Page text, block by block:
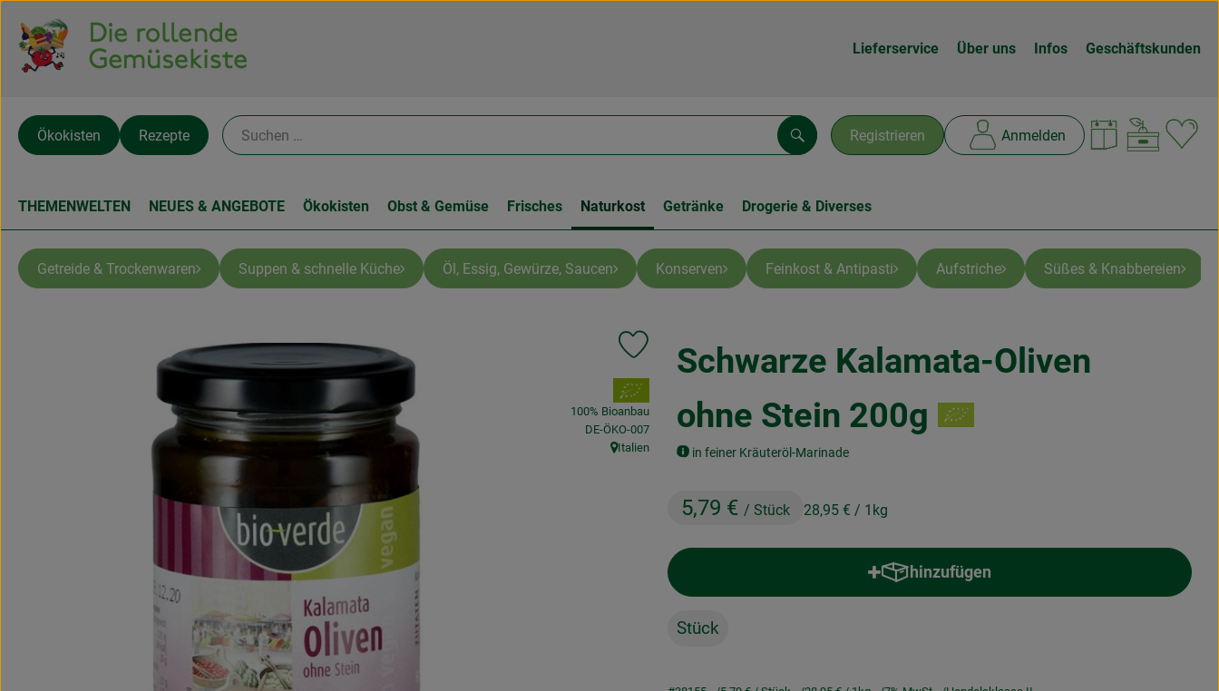
Lieferservice Über uns Infos Geschäftskunden
Registrieren Anmelden
Suchen
Ökokisten Rezepte
THEMENWELTEN NEUES & ANGEBOTE Ökokisten Obst & Gemüse Frisches Naturkost Getränke Drogerie & Diverses
Getreide & Trockenwaren Suppen & schnelle Küche Öl, Essig, Gewürze, Saucen Konserven Feinkost & Antipasti Aufstriche Süßes & Knabbereien
Schwarze Kalamata-Oliven
ohne Stein 200g
in feiner Kräuteröl-Marinade
5,79 € / Stück 28,95 € / 1kg
Produkt zu Favouriten hinzufügen
, Verband:
100% Bioanbau
, Kontrollstelle:
DE-ÖKO-007
, Herkunft:
Italien
hinzufügen
Produkt zum Warenkorb hinzufügen
Stück